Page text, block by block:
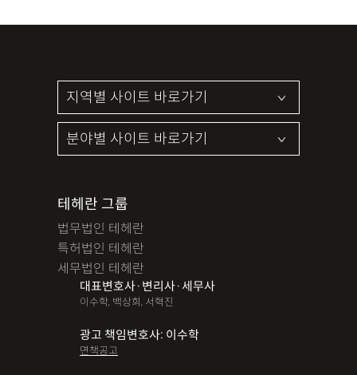
테헤란 그룹
법무법인 테헤란
특허법인 테헤란
세무법인 테헤란
대표변호사·변리사·세무사
이수학, 백상희, 서혁진
광고 책임변호사: 이수학
면책공고